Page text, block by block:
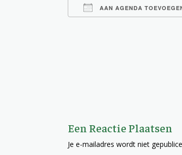
AAN AGENDA
Een Reactie Plaatsen
Je e-mailadres wordt niet